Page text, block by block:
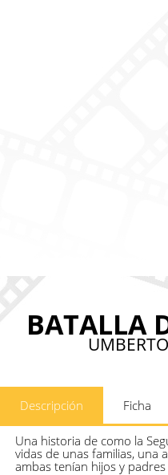
BATALLA
Descripción Ficha
Una historia de como la
vidas de unas familias, una
ambas tenían hijos y